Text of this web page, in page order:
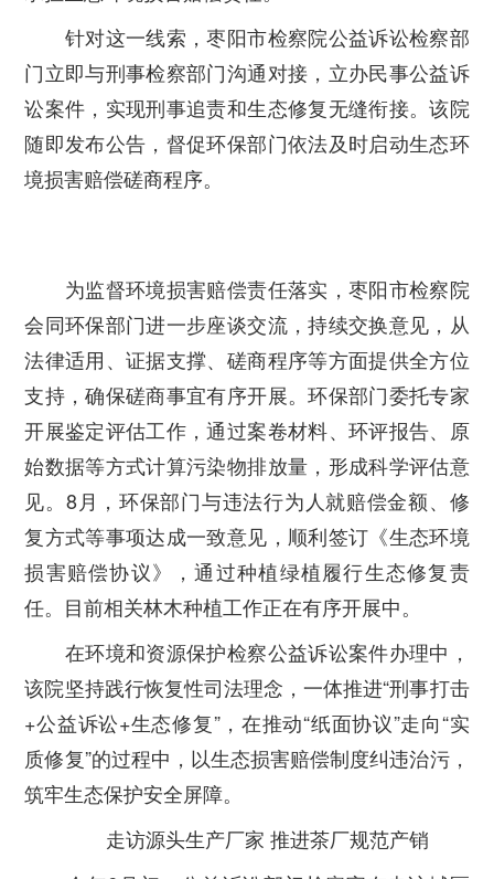
针对这一线索，枣阳市检察院公益诉讼检察部
门立即与刑事检察部门沟通对接，立办民事公益诉
讼案件，实现刑事追责和生态修复无缝衔接。该院
随即发布公告，督促环保部门依法及时启动生态环
境损害赔偿磋商程序。
为监督环境损害赔偿责任落实，枣阳市检察院
会同环保部门进一步座谈交流，持续交换意见，从
法律适用、证据支撑、磋商程序等方面提供全方位
支持，确保磋商事宜有序开展。环保部门委托专家
开展鉴定评估工作，通过案卷材料、环评报告、原
始数据等方式计算污染物排放量，形成科学评估意
见。8月，环保部门与违法行为人就赔偿金额、修
复方式等事项达成一致意见，顺利签订《生态环境
损害赔偿协议》，通过种植绿植履行生态修复责
任。目前相关林木种植工作正在有序开展中。
在环境和资源保护检察公益诉讼案件办理中，
该院坚持践行恢复性司法理念，一体推进“刑事打击
+公益诉讼+生态修复”，在推动“纸面协议”走向“实
质修复”的过程中，以生态损害赔偿制度纠违治污，
筑牢生态保护安全屏障。
走访源头生产厂家 推进茶厂规范产销